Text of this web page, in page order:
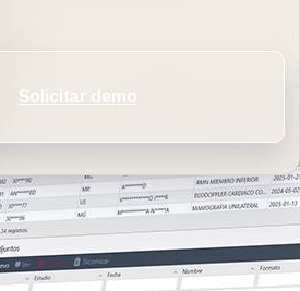
Solicitar demo